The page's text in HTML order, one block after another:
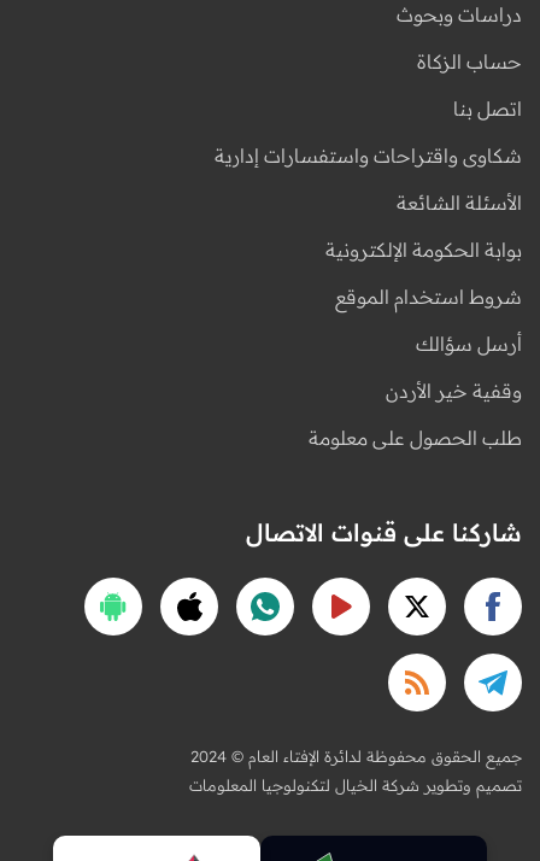
دراسات وبحوث
حساب الزكاة
اتصل بنا
شكاوى واقتراحات واستفسارات إدارية
الأسئلة الشائعة
بوابة الحكومة الإلكترونية
شروط استخدام الموقع
أرسل سؤالك
وقفية خير الأردن
طلب الحصول على معلومة
شاركنا على قنوات الاتصال
2024 © جميع الحقوق محفوظة لدائرة الإفتاء العام
تصميم وتطوير شركة الخيال لتكنولوجيا المعلومات